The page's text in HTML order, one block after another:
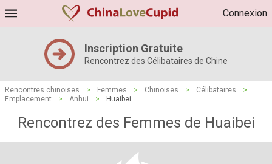
Connexion
Inscription Gratuite
Rencontrez des Célibataires de Chine
Rencontres chinoises > Femmes > Chinoises > Célibataires
>
Emplacement
> Anhui > Huaibei
Rencontrez des Femmes de Huaibei